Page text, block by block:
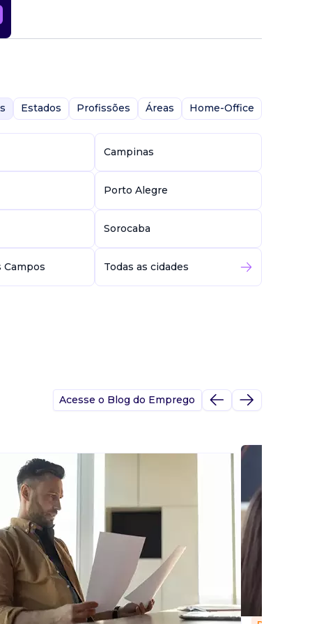
Estados Profissões Áreas Home-Office
Campinas
Porto Alegre
Sorocaba
Campos Todas as cidades
Acesse o Blog do Emprego